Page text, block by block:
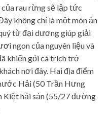
rau rừng sẽ lập tức
không chỉ là một món ăn
từ đại dương giúp giải
ngon của nguyên liệu và
khiến gỏi cá trích trở
nơi đây. Hai địa điểm
Hải (50 Trần Hưng
Kiệt hải sản (55/27 đường